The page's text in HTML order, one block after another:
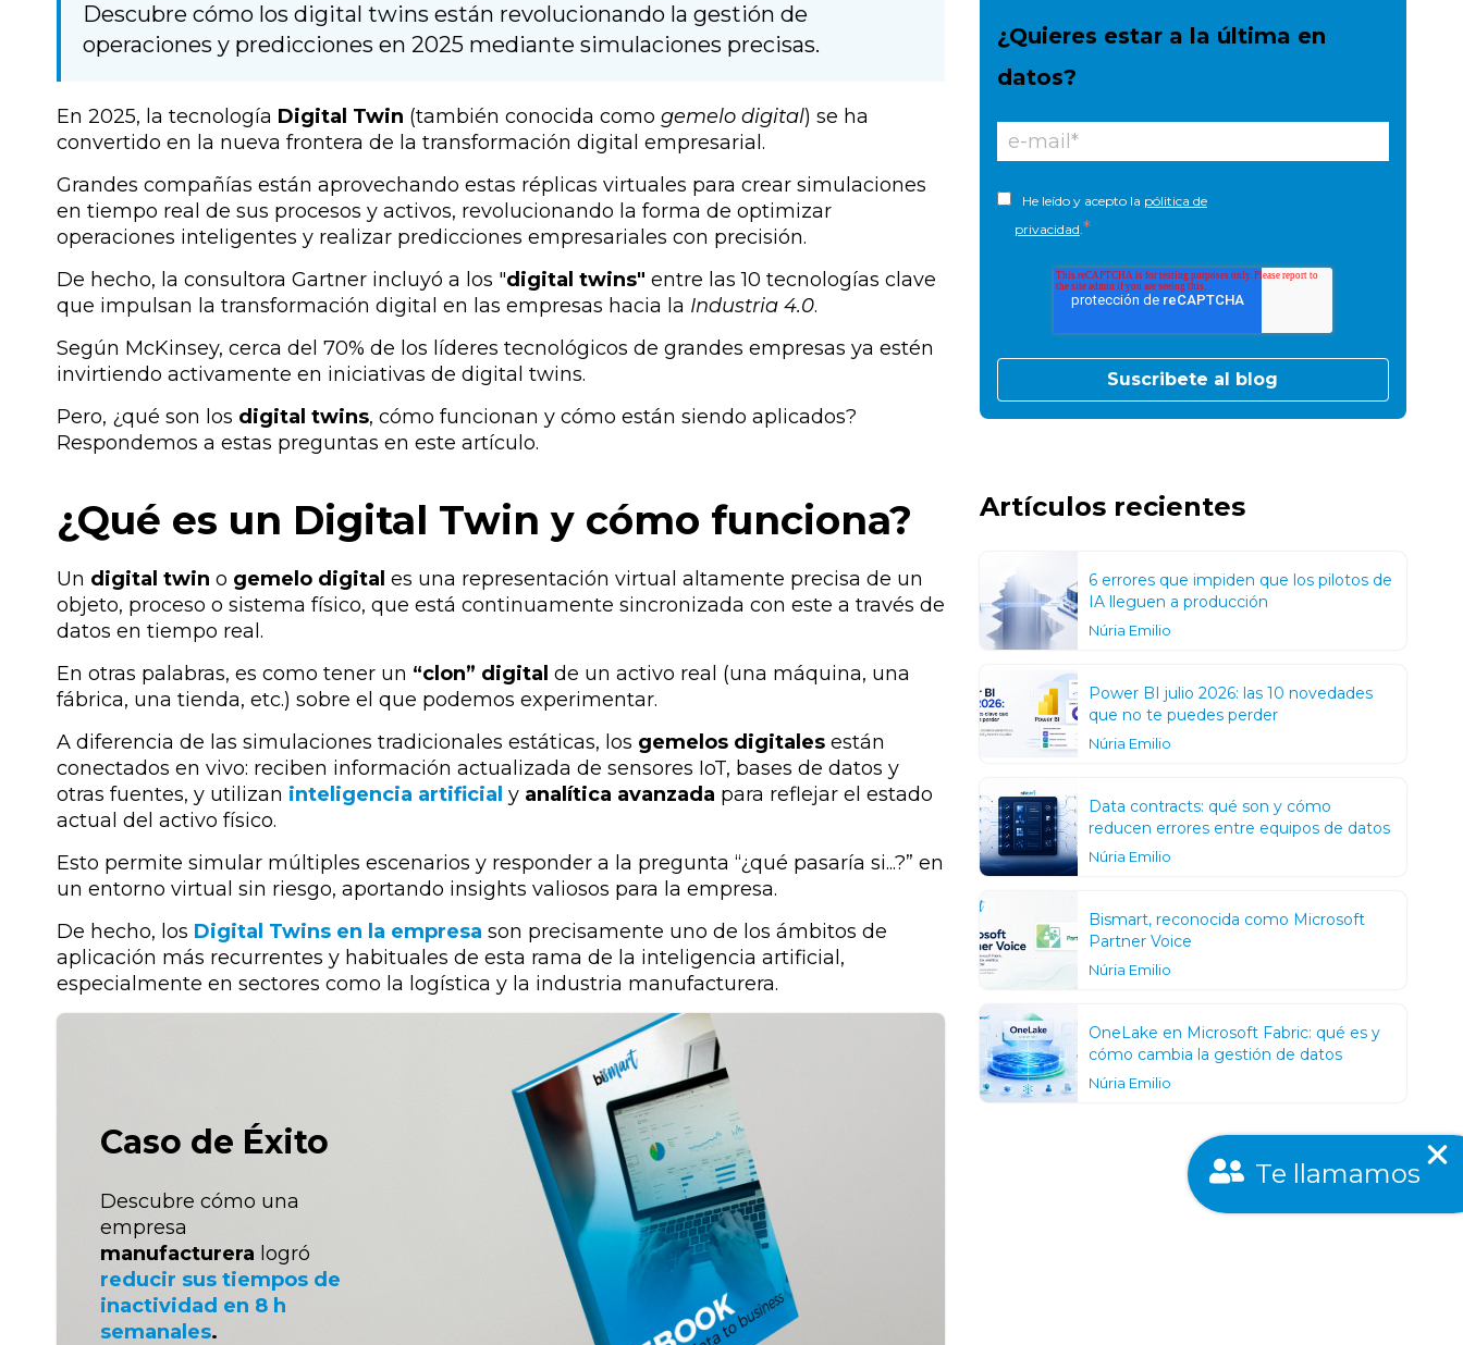
Descubre cómo los digital twins están revolucionando la gestión de
operaciones y predicciones en 2025 mediante simulaciones precisas.
En 2025, la tecnología Digital Twin (también conocida como gemelo digital) se ha
convertido en la nueva frontera de la transformación digital empresarial.
Grandes compañías están aprovechando estas réplicas virtuales para crear simulaciones
en tiempo real de sus procesos y activos, revolucionando la forma de optimizar
operaciones inteligentes y realizar predicciones empresariales con precisión.
De hecho, la consultora Gartner incluyó a los "digital twins" entre las 10 tecnologías clave
que impulsan la transformación digital en las empresas hacia la Industria 4.0​.
Según McKinsey, cerca del 70% de los líderes tecnológicos de grandes empresas ya estén
invirtiendo activamente en iniciativas de digital twins.
Pero, ¿qué son los digital twins, cómo funcionan y cómo están siendo aplicados?
Respondemos a estas preguntas en este artículo.
¿Qué es un Digital Twin y cómo funciona?
Un digital twin o gemelo digital es una representación virtual altamente precisa de un
objeto, proceso o sistema físico, que está continuamente sincronizada con este a través de
datos en tiempo real​.
En otras palabras, es como tener un “clon” digital de un activo real (una máquina, una
fábrica, una tienda, etc.) sobre el que podemos experimentar.
A diferencia de las simulaciones tradicionales estáticas, los gemelos digitales están
conectados en vivo: reciben información actualizada de sensores IoT, bases de datos y
otras fuentes, y utilizan inteligencia artificial y analítica avanzada para reflejar el estado
actual del activo físico.
Esto permite simular múltiples escenarios y responder a la pregunta “¿qué pasaría si...?” en
un entorno virtual sin riesgo, aportando insights valiosos para la empresa.
De hecho, los Digital Twins en la empresa son precisamente uno de los ámbitos de
aplicación más recurrentes y habituales de esta rama de la inteligencia artificial,
especialmente en sectores como la logística y la industria manufacturera.
Caso de Éxito
Descubre cómo una
empresa
manufacturera logró
reducir sus tiempos de
inactividad en 8 h
semanales.
¿Quieres estar a la última en
datos?
He leído y acepto la pólitica de
privacidad *
Artículos recientes
6 errores que impiden que los pilotos de
IA lleguen a producción
Núria Emilio
Power BI julio 2026: las 10 novedades
que no te puedes perder
Núria Emilio
Data contracts: qué son y cómo
reducen errores entre equipos de datos
Núria Emilio
Bismart, reconocida como Microsoft
Partner Voice
Núria Emilio
OneLake en Microsoft Fabric: qué es y
cómo cambia la gestión de datos
Núria Emilio
Te llamamos